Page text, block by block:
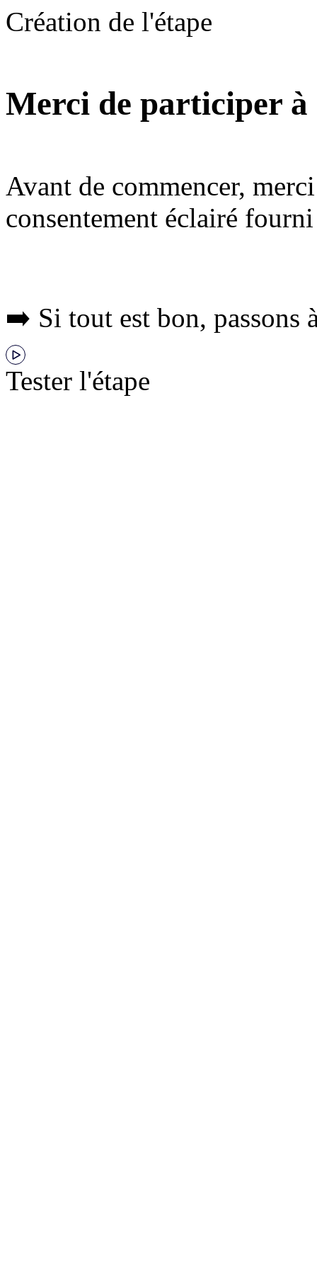
Création de l'étape
Merci de participer
Avant de commencer,
consentement éclairé
➡️ Si tout est bon, passons
Tester l'étape